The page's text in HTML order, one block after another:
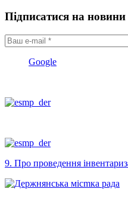
Підписатися на новини
Google
9. Про проведення